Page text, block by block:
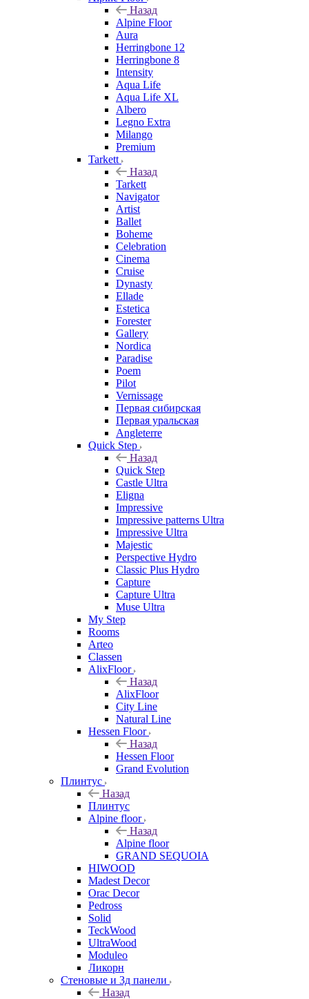
Назад
Alpine Floor
Aura
Herringbone 12
Herringbone 8
Intensity
Aqua Life
Aqua Life XL
Albero
Legno Extra
Milango
Premium
Tarkett
Назад
Tarkett
Navigator
Artist
Ballet
Boheme
Celebration
Cinema
Cruise
Dynasty
Ellade
Estetica
Forester
Gallery
Nordica
Paradise
Poem
Pilot
Vernissage
Первая сибирская
Первая уральская
Angleterre
Quick Step
Назад
Quick Step
Castle Ultra
Eligna
Impressive
Impressive patterns Ultra
Impressive Ultra
Majestic
Perspective Hydro
Classic Plus Hydro
Capture
Capture Ultra
Muse Ultra
My Step
Rooms
Arteo
Classen
AlixFloor
Назад
AlixFloor
City Line
Natural Line
Hessen Floor
Назад
Hessen Floor
Grand Evolution
Плинтус
Назад
Плинтус
Alpine floor
Назад
Alpine floor
GRAND SEQUOIA
HIWOOD
Madest Decor
Orac Decor
Pedross
Solid
TeckWood
UltraWood
Moduleo
Ликорн
Стеновые и 3д панели
Назад